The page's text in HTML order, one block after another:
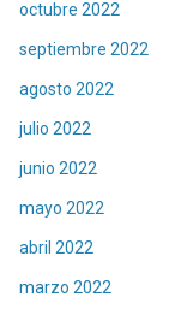
octubre 2022
septiembre 2022
agosto 2022
julio 2022
junio 2022
mayo 2022
abril 2022
marzo 2022